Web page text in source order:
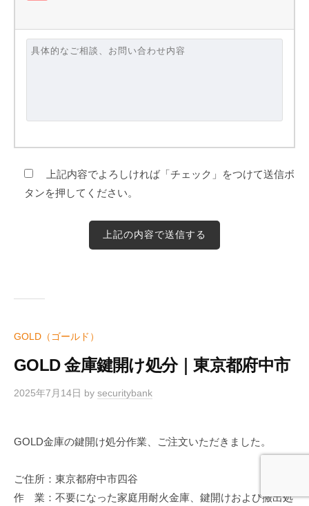
上記内容でよろしければ「チェック」をつけて送信ボ
タンを押してください。
GOLD（ゴールド）
GOLD 金庫鍵開け処分｜東京都府中市
2025年7月14日 by securitybank
GOLD金庫の鍵開け処分作業、ご注文いただきました。
ご住所：東京都府中市四谷
作 業：不要になった家庭用耐火金庫、鍵開けおよび搬出処